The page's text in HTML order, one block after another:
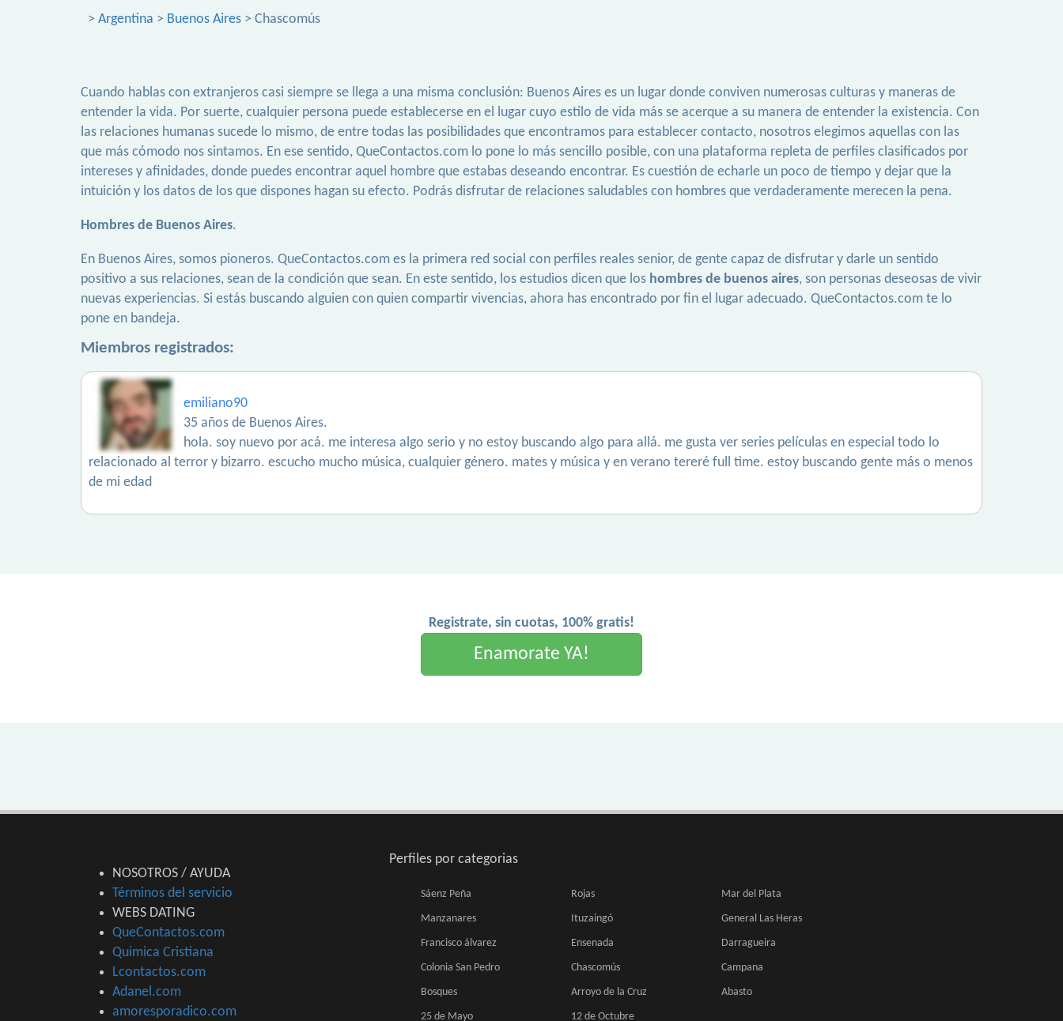
> Argentina > Buenos Aires > Chascomús
Cuando hablas con extranjeros casi siempre se llega a una misma conclusión: Buenos Aires es un lugar donde conviven numerosas culturas y maneras de
entender la vida. Por suerte, cualquier persona puede establecerse en el lugar cuyo estilo de vida más se acerque a su manera de entender la existencia. Con
las relaciones humanas sucede lo mismo, de entre todas las posibilidades que encontramos para establecer contacto, nosotros elegimos aquellas con las
que más cómodo nos sintamos. En ese sentido, QueContactos.com lo pone lo más sencillo posible, con una plataforma repleta de perfiles clasificados por
intereses y afinidades, donde puedes encontrar aquel hombre que estabas deseando encontrar. Es cuestión de echarle un poco de tiempo y dejar que la
intuición y los datos de los que dispones hagan su efecto. Podrás disfrutar de relaciones saludables con hombres que verdaderamente merecen la pena.
Hombres de Buenos Aires.
En Buenos Aires, somos pioneros. QueContactos.com es la primera red social con perfiles reales senior, de gente capaz de disfrutar y darle un sentido
positivo a sus relaciones, sean de la condición que sean. En este sentido, los estudios dicen que los hombres de buenos aires, son personas deseosas de vivir
nuevas experiencias. Si estás buscando alguien con quien compartir vivencias, ahora has encontrado por fin el lugar adecuado. QueContactos.com te lo
pone en bandeja.
Miembros registrados:
emiliano90
35 años de Buenos Aires.
hola. soy nuevo por acá. me interesa algo serio y no estoy buscando algo para allá. me gusta ver series películas en especial todo lo
relacionado al terror y bizarro. escucho mucho música, cualquier género. mates y música y en verano tereré full time. estoy buscando gente más o menos
de mi edad
Registrate, sin cuotas, 100% gratis!
Enamorate YA!
NOSOTROS / AYUDA
Términos del servicio
WEBS DATING
QueContactos.com
Quimica Cristiana
Lcontactos.com
Adanel.com
amoresporadico.com
Perfiles por categorias
Sáenz Peña Rojas Mar del Plata
Manzanares Ituzaingó General Las Heras
Francisco álvarez Ensenada Darragueira
Colonia San Pedro Chascomús Campana
Bosques Arroyo de la Cruz Abasto
25 de Mayo 12 de Octubre